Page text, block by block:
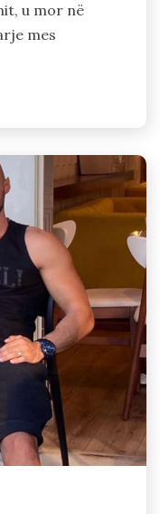
u mor në
mes